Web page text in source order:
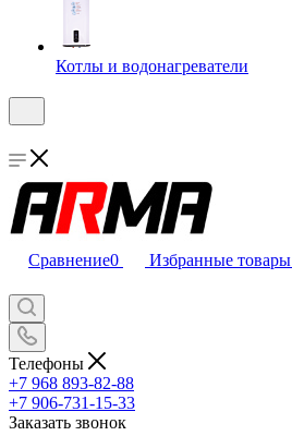
Котлы и водонагреватели
Сравнение0 Избранные товары
Телефоны
+7 968 893-82-88
+7 906-731-15-33
Заказать звонок